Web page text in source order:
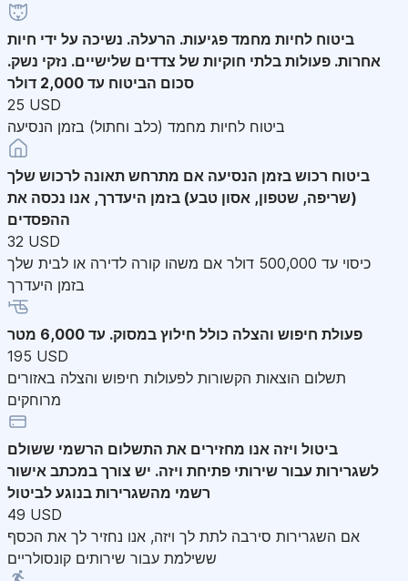
ביטוח לחיות מחמד פגיעות. הרעלה. נשיכה על ידי חיות
אחרות. פעולות בלתי חוקיות של צדדים שלישיים. נזקי נשק.
סכום הביטוח עד 2,000 דולר
25 USD
ביטוח לחיות מחמד (כלב וחתול) בזמן הנסיעה
ביטוח רכוש בזמן הנסיעה אם מתרחש תאונה לרכוש שלך
(שריפה, שטפון, אסון טבע) בזמן היעדרך, אנו נכסה את
ההפסדים
32 USD
כיסוי עד 500,000 דולר אם משהו קורה לדירה או לבית שלך
בזמן היעדרך
פעולת חיפוש והצלה כולל חילוץ במסוק. עד 6,000 מטר
195 USD
תשלום הוצאות הקשורות לפעולות חיפוש והצלה באזורים
מרוחקים
ביטול ויזה אנו מחזירים את התשלום הרשמי ששולם
לשגרירות עבור שירותי פתיחת ויזה. יש צורך במכתב אישור
רשמי מהשגרירות בנוגע לביטול
49 USD
אם השגרירות סירבה לתת לך ויזה, אנו נחזיר לך את הכסף
ששילמת עבור שירותים קונסולריים